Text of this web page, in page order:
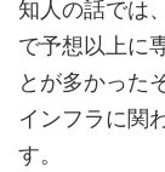
知人の話では
で予想以上に
とが多かった
インフラに関
す。